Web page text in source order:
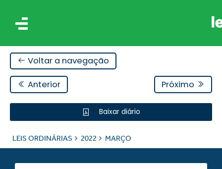
Voltar a navegação
Anterior Próximo
Baixar diário
LEIS ORDINÁRIAS 2022 MARÇO